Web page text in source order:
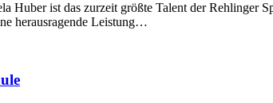
ist das zurzeit größte Talent der Rehlinger
herausragende Leistung…